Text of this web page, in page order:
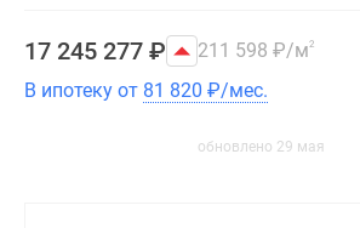
17 245 277 ₽ 211 598 ₽/м2
В ипотеку от 81 820 ₽/мес.
обновлено 29 мая